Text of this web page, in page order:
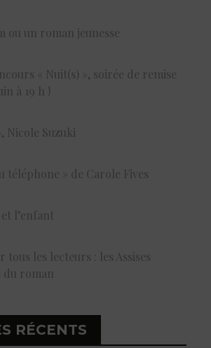
ou un roman jeunesse
« Nuit(s) », soirée de remise
à 19 h !
Nicole Suzuki
téléphone » de Carole Fives
l’enfant
tous les lecteurs : les Assises
du roman
RÉCENTS